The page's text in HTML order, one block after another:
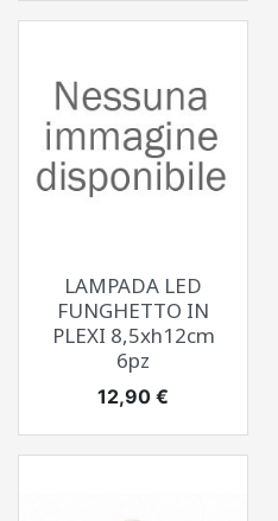
LAMPADA LED
FUNGHETTO IN
PLEXI 8,5xh12cm
6pz
Prezzo
12,90 €